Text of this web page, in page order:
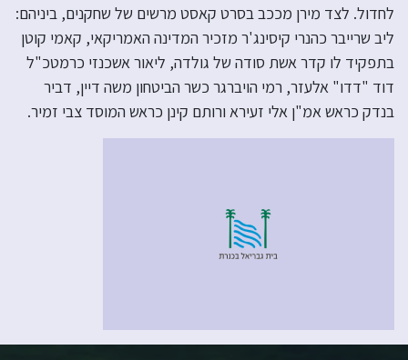
לחדול. לצד מירן מככב בסרט קאסט מרשים של שחקנים, ביניהם:
ליב שרייבר כהנרי קיסינג'ר מזכיר המדינה האמריקאי, קאמי קוטן
בתפקיד לו קדר אשת סודה של גולדה, ליאור אשכנזי כרמטכ"ל
דוד "דדו" אלעזר, רמי הויברגר כשר הביטחון משה דיין, דביר
בנדק כראש אמ"ן אלי זעירא ורותם קינן כראש המוסד צבי זמיר.